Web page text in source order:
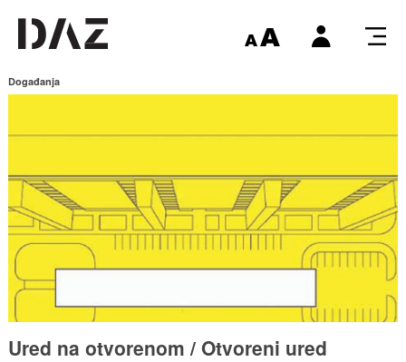
Događanja
Ured na otvorenom / Otvoreni ured